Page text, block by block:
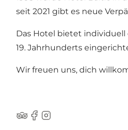
seit 2021 gibt es neue
Das Hotel bietet
19. Jahrhunderts
Wir freuen uns, dich
Tripadvisor
Facebook
Instagram